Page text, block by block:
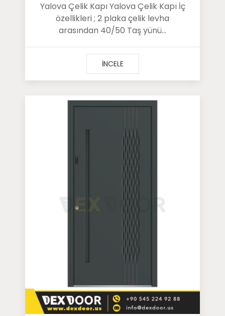
Yalova Çelik Kapı Yalova Çelik Kapı İç
özellikleri ; 2 plaka çelik levha
arasından 40/50 Taş yünü...
İNCELE